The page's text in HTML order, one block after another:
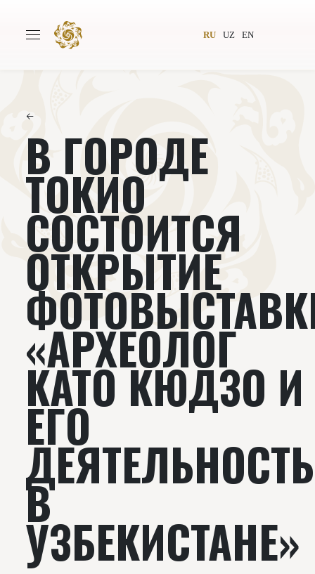
RU UZ EN
Авторы Всемирное общество
Проекты Подкасты
Книги Видеолекторий
←
В ГОРОДЕ
ТОКИО
СОСТОИТСЯ
ОТКРЫТИЕ
«АРХЕОЛОГ
КАТО КЮДЗО И
ЕГО
ДЕЯТЕЛЬНОСТЬ
В
УЗБЕКИСТАНЕ»